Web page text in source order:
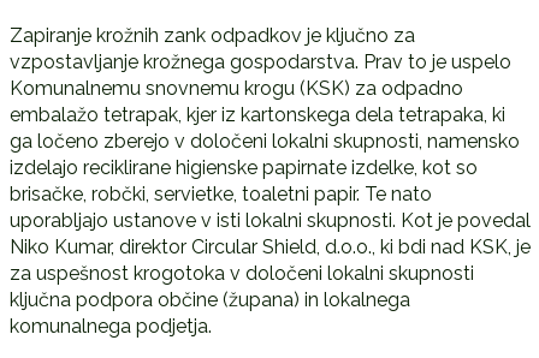
Zapiranje krožnih zank odpadkov je ključno za
vzpostavljanje krožnega gospodarstva. Prav to je uspelo
Komunalnemu snovnemu krogu (KSK) za odpadno
embalažo tetrapak, kjer iz kartonskega dela tetrapaka, ki
ga ločeno zberejo v določeni lokalni skupnosti, namensko
izdelajo reciklirane higienske papirnate izdelke, kot so
brisačke, robčki, servietke, toaletni papir. Te nato
uporabljajo ustanove v isti lokalni skupnosti. Kot je povedal
Niko Kumar, direktor Circular Shield, d.o.o., ki bdi nad KSK, je
za uspešnost krogotoka v določeni lokalni skupnosti
ključna podpora občine (župana) in lokalnega
komunalnega podjetja.